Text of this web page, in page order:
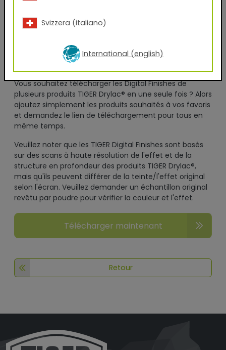
l'utilisation de ce service et en cliquant sur le bouton
mes données pour l'envoi d'une newsletter ou à des
fins de contact professionnel, conformément à la
charte de confidentialité.
Vous souhaitez télécharger les Digital Finishes de
plusieurs produits TIGER Drylac® en une seule fois ? Alors
ajoutez simplement les produits souhaités à vos favoris
et demandez le lien de téléchargement pour tous en
même temps.
Veuillez noter que les TIGER Digital Finishes sont basés
sur des scans à haute résolution de l'effet et de la
structure en profondeur des produits TIGER Drylac®,
mais qu'ils peuvent différer de la teinte/l'effet original
selon l'écran. Veuillez demander un échantillon original
revêtu par poudre pour vérifier la couleur et l'effet.
Télécharger maintenant
Retour
Svizzera (italiano)
International (english)